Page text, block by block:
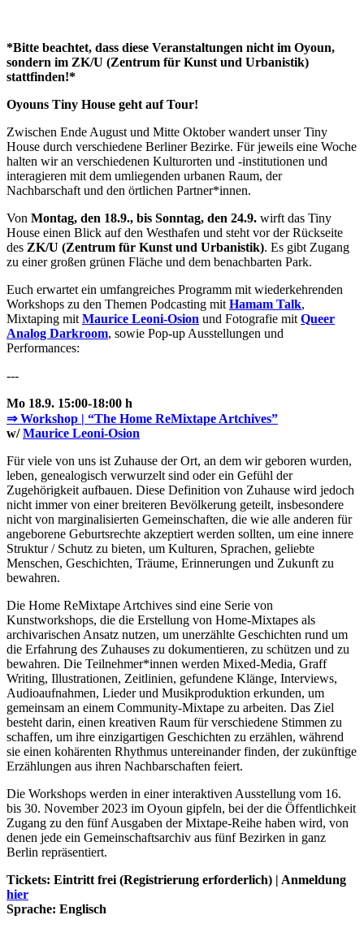
*Bitte beachtet, dass diese Veranstaltungen nicht im Oyoun,
sondern im ZK/U (Zentrum für Kunst und Urbanistik)
stattfinden!*
Oyouns Tiny House geht auf Tour!
Zwischen Ende August und Mitte Oktober wandert unser Tiny
House durch verschiedene Berliner Bezirke. Für jeweils eine Woche
halten wir an verschiedenen Kulturorten und -institutionen und
interagieren mit dem umliegenden urbanen Raum, der
Nachbarschaft und den örtlichen Partner*innen.
Von Montag, den 18.9., bis Sonntag, den 24.9. wirft das Tiny
House einen Blick auf den Westhafen und steht vor der Rückseite
des ZK/U (Zentrum für Kunst und Urbanistik). Es gibt Zugang
zu einer großen grünen Fläche und dem benachbarten Park.
Euch erwartet ein umfangreiches Programm mit wiederkehrenden
Workshops zu den Themen Podcasting mit Hamam Talk,
Mixtaping mit Maurice Leoni-Osion und Fotografie mit Queer
Analog Darkroom, sowie Pop-up Ausstellungen und
Performances:
---
Mo 18.9. 15:00-18:00 h
⇒ Workshop | “The Home ReMixtape Artchives”
w/Maurice Leoni-Osion
Für viele von uns ist Zuhause der Ort, an dem wir geboren wurden,
leben, genealogisch verwurzelt sind oder ein Gefühl der
Zugehörigkeit aufbauen. Diese Definition von Zuhause wird jedoch
nicht immer von einer breiteren Bevölkerung geteilt, insbesondere
nicht von marginalisierten Gemeinschaften, die wie alle anderen für
angeborene Geburtsrechte akzeptiert werden sollten, um eine innere
Struktur / Schutz zu bieten, um Kulturen, Sprachen, geliebte
Menschen, Geschichten, Träume, Erinnerungen und Zukunft zu
bewahren.
Die Home ReMixtape Artchives sind eine Serie von
Kunstworkshops, die die Erstellung von Home-Mixtapes als
archivarischen Ansatz nutzen, um unerzählte Geschichten rund um
die Erfahrung des Zuhauses zu dokumentieren, zu schützen und zu
bewahren. Die Teilnehmer*innen werden Mixed-Media, Graff
Writing, Illustrationen, Zeitlinien, gefundene Klänge, Interviews,
Audioaufnahmen, Lieder und Musikproduktion erkunden, um
gemeinsam an einem Community-Mixtape zu arbeiten. Das Ziel
besteht darin, einen kreativen Raum für verschiedene Stimmen zu
schaffen, um ihre einzigartigen Geschichten zu erzählen, während
sie einen kohärenten Rhythmus untereinander finden, der zukünftige
Erzählungen aus ihren Nachbarschaften feiert.
Die Workshops werden in einer interaktiven Ausstellung vom 16.
bis 30. November 2023 im Oyoun gipfeln, bei der die Öffentlichkeit
Zugang zu den fünf Ausgaben der Mixtape-Reihe haben wird, von
denen jede ein Gemeinschaftsarchiv aus fünf Bezirken in ganz
Berlin repräsentiert.
Tickets: Eintritt frei (Registrierung erforderlich) | Anmeldung
hier
Sprache: Englisch